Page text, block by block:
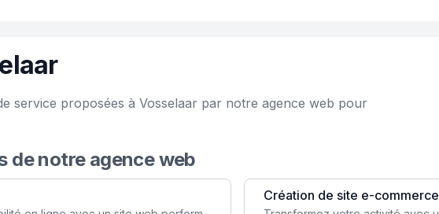
service proposées à Vosselaar par notre agence web pour
de notre agence web
Création de site e-commerce